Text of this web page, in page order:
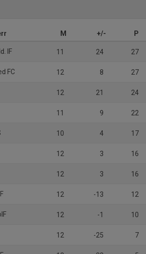
M +/- P
IF 11 24 27
FC 12 8 27
12 21 24
11 9 22
10 4 17
12 3 16
12 3 16
12 -13 12
12 -1 10
12 -25 7